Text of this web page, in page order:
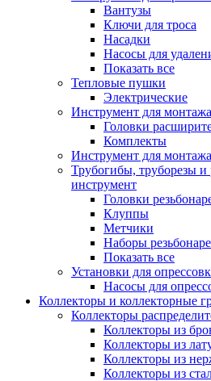
Вантузы
Ключи для троса
Насадки
Насосы для
Показать все
Тепловые пушки
Электрические
Инструмент для
Головки
Комплекты
Инструмент для
Трубогибы, труборезы и
инструмент
Головки
Клуппы
Метчики
Наборы
Показать все
Установки для
Насосы для
Коллекторы и коллекторные
Коллекторы
Коллекторы из
Коллекторы из
Коллекторы из
Коллекторы из